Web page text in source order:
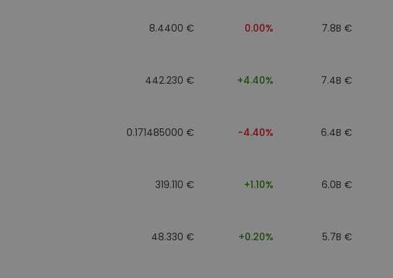
8.4400 € 0.00% 7.8B €
442.230 € +4.40% 7.4B €
0.171485000 € -4.40% 6.4B €
319.110 € +1.10% 6.0B €
48.330 € +0.20% 5.7B €